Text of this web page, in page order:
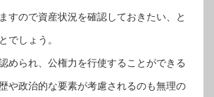
すので資産状況を確認しておきたい、と
でしょう。
められ、公権力を行使することができる
や政治的な要素が考慮されるのも無理の